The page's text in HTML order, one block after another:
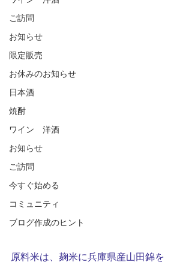
ご訪問
お知らせ
限定販売
お休みのお知らせ
日本酒
焼酎
ワイン 洋酒
お知らせ
ご訪問
今すぐ始める
コミュニティ
ブログ作成のヒント
原料米は、麹米に兵庫県産山田錦を